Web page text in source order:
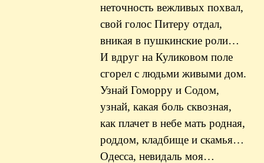
неточность вежливых похвал,
свой голос Питеру отдал,
вникая в пушкинские роли…
И вдруг на Куликовом поле
сгорел с людьми живыми дом.
Узнай Гоморру и Содом,
узнай, какая боль сквозная,
как плачет в небе мать родная,
роддом, кладбище и скамья…
Одесса, невидаль моя…